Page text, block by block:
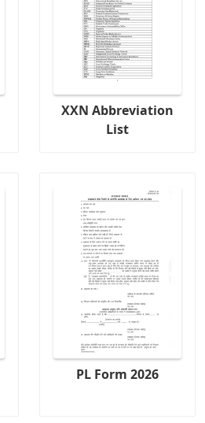
XXN Abbreviation
List
PL Form 2026